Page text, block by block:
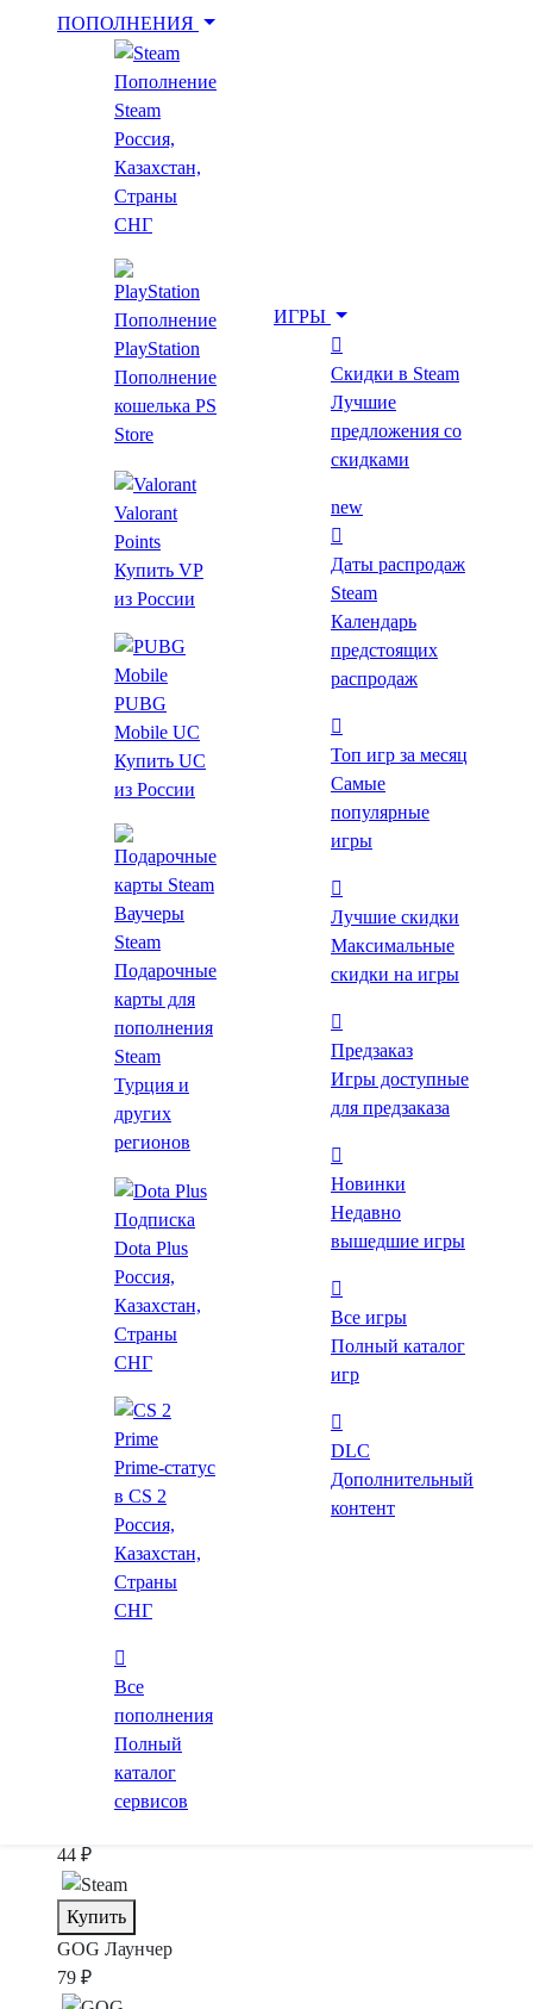
ПОПОЛНЕНИЯ
Пополнение
Steam
Россия,
Казахстан,
Страны
СНГ
Пополнение
PlayStation
Пополнение
кошелька PS
Store
Valorant
Points
Купить VP
из России
PUBG
Mobile UC
Купить UC
из России
Ваучеры
Steam
Подарочные
карты для
пополнения
Steam
Турция и
других
регионов
Подписка
Dota Plus
Россия,
Казахстан,
Страны
СНГ
Prime-статус
в CS 2
Россия,
Казахстан,
Страны
СНГ
Все
пополнения
Полный
каталог
сервисов
ИГРЫ
Скидки в Steam
Лучшие
предложения со
скидками
new
Даты распродаж
Steam
Календарь
предстоящих
распродаж
Топ игр за месяц
Самые
популярные
игры
Лучшие скидки
Максимальные
скидки на игры
Предзаказ
Игры доступные
для предзаказа
Новинки
Недавно
вышедшие игры
Все игры
Полный каталог
игр
DLC
Дополнительный
контент
Укажи игру для поиска лучшей цены
Главная
Все игры
Dying Light - Shu Warrior Bundle
Dying Light - Shu
Warrior Bundle
Купить Dying Light - Shu
Warrior Bundle со
скидкой
Лаунчер
(222 ₸)
Купить
SteamPay
Купить
44 ₽
Купить
GOG Лаунчер
79 ₽
от 38 ₽
*Проверяйте регион активации после перехода на
страницу магазина.
*Товар является DLC
С РФ-аккаунта напрямую в Steam игру не
купить — рекомендуем
создать аккаунт с
регионом Казахстан
сменить регион.
Цены на игру
Видео и скриншоты
Об игре
Требования
Похожие